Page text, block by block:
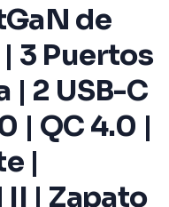
de
3 Puertos
| 2 USB-C
| QC 4.0 |
|
II | Zapato